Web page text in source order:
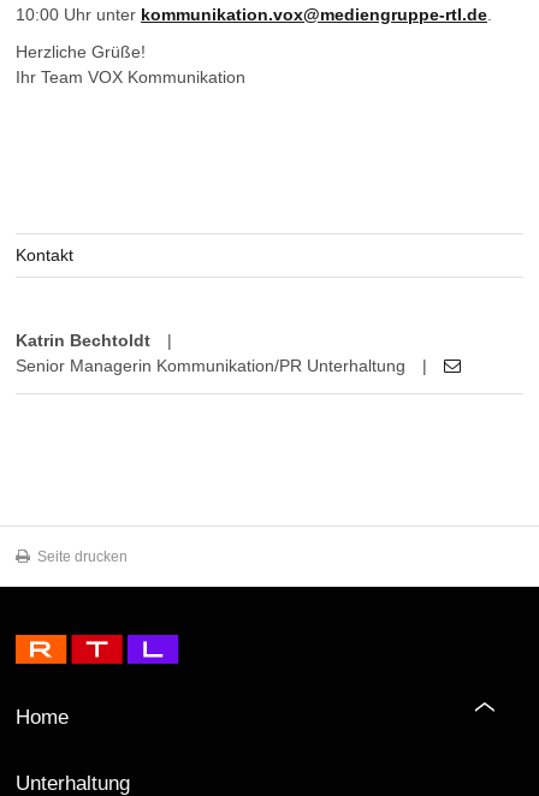
10:00 Uhr unter kommunikation.vox@mediengruppe-rtl.de
Herzliche Grüße!
Ihr Team VOX Kommunikation
Kontakt
Katrin Bechtoldt
|
Senior Managerin Kommunikation/PR Unterhaltung
|
Seite drucken
Home
Unterhaltung